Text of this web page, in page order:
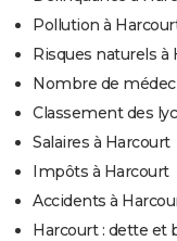
Pollution à
Risques naturels à
Nombre de
Classement des
Salaires à Harcourt
Impôts à Harcourt
Accidents à
Harcourt : dette et